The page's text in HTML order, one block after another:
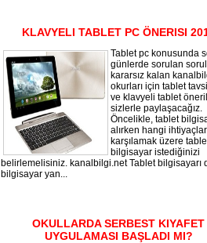
KLAVYELI TABLET PC ÖNERISI
Tablet pc konusunda
günlerde sorulan
kararsız kalan
okurları için tablet
ve klavyeli tablet
sizlerle paylaşacağız.
Öncelikle, tablet
alırken hangi
karşılamak üzere
bilgisayar istediğinizi
belirlemelisiniz. kanalbilgi.net Tablet bilgisayarı
bilgisayar yan...
OKULLARDA SERBEST KIYAFET
UYGULAMASI BAŞLADI MI?